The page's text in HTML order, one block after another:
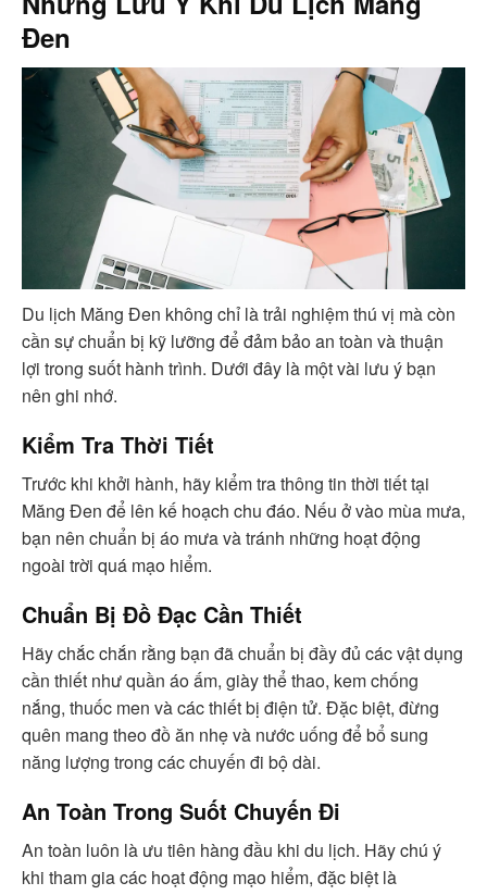
Đen
Du lịch Măng Đen không chỉ là trải nghiệm thú vị mà còn
cần sự chuẩn bị kỹ lưỡng để đảm bảo an toàn và thuận
lợi trong suốt hành trình. Dưới đây là một vài lưu ý bạn
nên ghi nhớ.
Kiểm Tra Thời Tiết
Trước khi khởi hành, hãy kiểm tra thông tin thời tiết tại
Măng Đen để lên kế hoạch chu đáo. Nếu ở vào mùa mưa,
bạn nên chuẩn bị áo mưa và tránh những hoạt động
ngoài trời quá mạo hiểm.
Chuẩn Bị Đồ Đạc Cần Thiết
Hãy chắc chắn rằng bạn đã chuẩn bị đầy đủ các vật dụng
cần thiết như quần áo ấm, giày thể thao, kem chống
nắng, thuốc men và các thiết bị điện tử. Đặc biệt, đừng
quên mang theo đồ ăn nhẹ và nước uống để bổ sung
năng lượng trong các chuyến đi bộ dài.
An Toàn Trong Suốt Chuyến Đi
An toàn luôn là ưu tiên hàng đầu khi du lịch. Hãy chú ý
khi tham gia các hoạt động mạo hiểm, đặc biệt là